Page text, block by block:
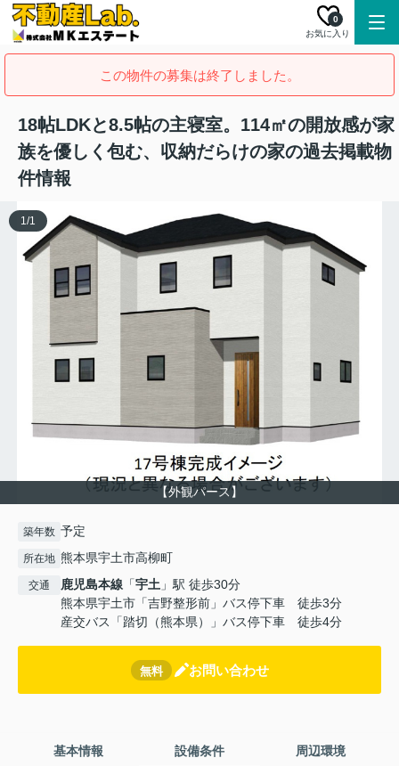
お気に入り
0
この物件の募集は終了しました。
18帖LDKと8.5帖の主寝室。114㎡の開放感が家
族を優しく包む、収納だらけの家の過去掲載物
件情報
【外観パース】
1/1
築年数 予定
所在地 熊本県宇土市高柳町
交通 鹿児島本線 「宇土 」駅 徒歩30分
熊本県宇土市「吉野整形前」バス停下車 徒歩3分
産交バス「踏切（熊本県）」バス停下車 徒歩4分
無料 お問い合わせ
基本情報 設備条件 周辺環境